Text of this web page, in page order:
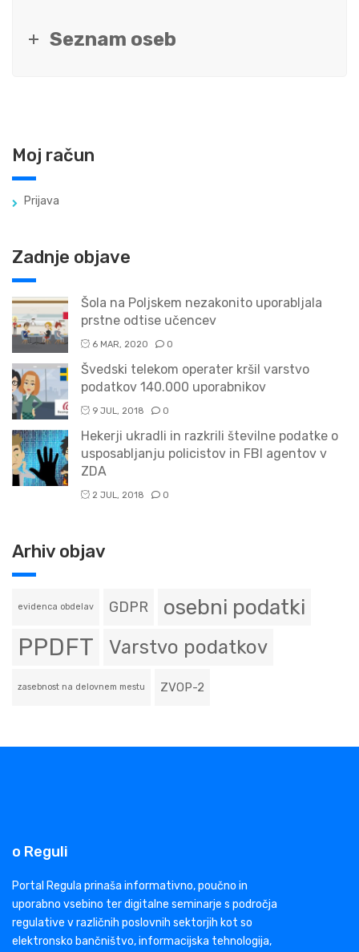
Seznam oseb
Moj račun
Prijava
Zadnje objave
Šola na Poljskem nezakonito uporabljala
prstne odtise učencev
6 MAR, 2020 0
Švedski telekom operater kršil varstvo
podatkov 140.000 uporabnikov
9 JUL, 2018 0
Hekerji ukradli in razkrili številne podatke o
usposabljanju policistov in FBI agentov v
ZDA
2 JUL, 2018 0
Arhiv objav
evidenca obdelav GDPR osebni podatki
PPDFT Varstvo podatkov
zasebnost na delovnem mestu ZVOP-2
o Reguli
Portal Regula prinaša informativno, poučno in
uporabno vsebino ter digitalne seminarje s področja
regulative v različnih poslovnih sektorjih kot so
elektronsko bančništvo, informacijska tehnologija,